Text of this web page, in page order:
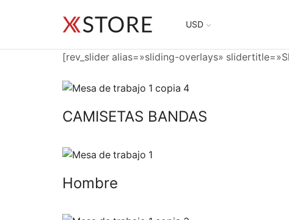
USD
[rev_slider alias=»sliding-overlays»
CAMISETAS BANDAS
Hombre